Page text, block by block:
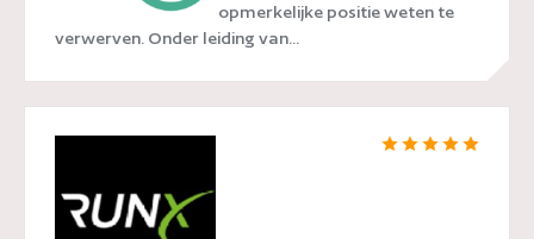
afgelopen jaren een opmerkelijke positie weten te
verwerven. Onder leiding van...
RunX